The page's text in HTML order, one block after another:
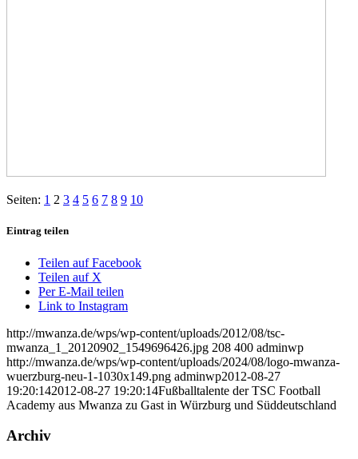
Seiten: 1 2 3 4 5 6 7 8 9 10
Eintrag teilen
Teilen auf Facebook
Teilen auf X
Per E-Mail teilen
Link to Instagram
http://mwanza.de/wps/wp-content/uploads/2012/08/tsc-
mwanza_1_20120902_1549696426.jpg 208 400 adminwp
http://mwanza.de/wps/wp-content/uploads/2024/08/logo-mwanza-
wuerzburg-neu-1-1030x149.png adminwp2012-08-27
19:20:142012-08-27 19:20:14Fußballtalente der TSC Football
Academy aus Mwanza zu Gast in Würzburg und Süddeutschland
Archiv